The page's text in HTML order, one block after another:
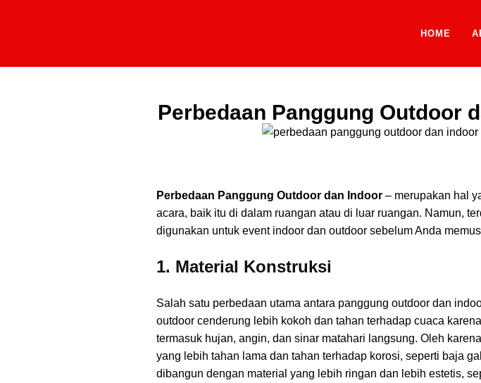
HOME
Perbedaan Panggung Outdoor
Perbedaan Panggung Outdoor dan Indoor – merupakan hal
acara, baik itu di dalam ruangan atau di luar ruangan. Namun,
digunakan untuk event indoor dan outdoor sebelum Anda
1. Material Konstruksi
Salah satu perbedaan utama antara panggung outdoor dan
outdoor cenderung lebih kokoh dan tahan terhadap cuaca
termasuk hujan, angin, dan sinar matahari langsung. Oleh
yang lebih tahan lama dan tahan terhadap korosi, seperti baja
dibangun dengan material yang lebih ringan dan lebih estetis,